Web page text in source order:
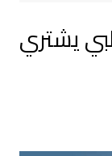
يشتري